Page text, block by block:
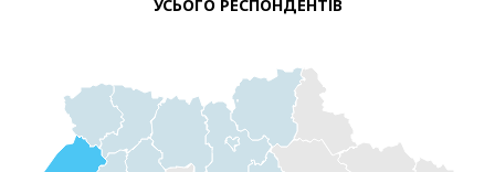
УСЬОГО РЕСПОНДЕНТІВ